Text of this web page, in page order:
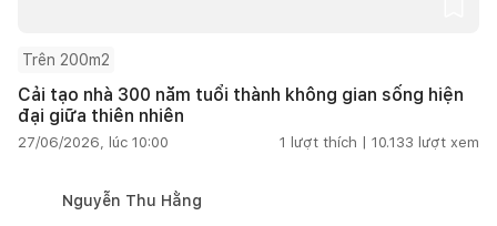
Trên 200m2
Cải tạo nhà 300 năm tuổi thành không gian sống hiện
đại giữa thiên nhiên
27/06/2026, lúc 10:00 1 lượt thích | 10.133 lượt xem
Nguyễn Thu Hằng